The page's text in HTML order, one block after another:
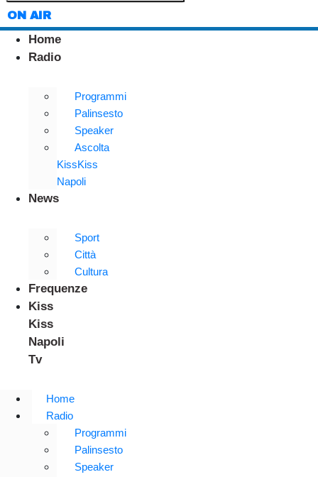
ON AIR
Home
Radio
Programmi
Palinsesto
Speaker
Ascolta
KissKiss
Napoli
News
Sport
Città
Cultura
Frequenze
Kiss
Kiss
Napoli
Tv
Home
Radio
Programmi
Palinsesto
Speaker